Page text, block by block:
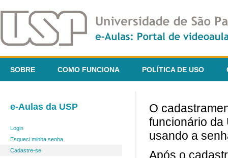
SOBRE COMO FUNCIONA POLÍTICA DE USO
e-Aulas da USP
Login
Esqueci minha senha
Cadastre-se
O
funcionário da
usando a
Após o